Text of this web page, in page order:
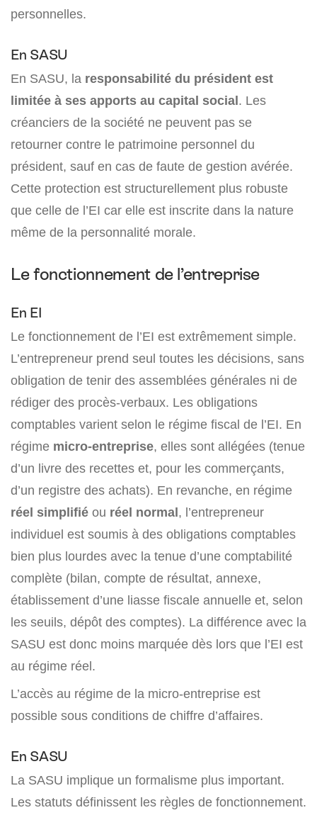
personnelles.
En SASU
En SASU, la responsabilité du président est
limitée à ses apports au capital social. Les
créanciers de la société ne peuvent pas se
retourner contre le patrimoine personnel du
président, sauf en cas de faute de gestion avérée.
Cette protection est structurellement plus robuste
que celle de l’EI car elle est inscrite dans la nature
même de la personnalité morale.
Le fonctionnement de l’entreprise
En EI
Le fonctionnement de l’EI est extrêmement simple.
L’entrepreneur prend seul toutes les décisions, sans
obligation de tenir des assemblées générales ni de
rédiger des procès-verbaux. Les obligations
comptables varient selon le régime fiscal de l’EI. En
régime micro-entreprise, elles sont allégées (tenue
d’un livre des recettes et, pour les commerçants,
d’un registre des achats). En revanche, en régime
réel simplifié ou réel normal, l’entrepreneur
individuel est soumis à des obligations comptables
bien plus lourdes avec la tenue d’une comptabilité
complète (bilan, compte de résultat, annexe,
établissement d’une liasse fiscale annuelle et, selon
les seuils, dépôt des comptes). La différence avec la
SASU est donc moins marquée dès lors que l’EI est
au régime réel.
L’accès au régime de la micro-entreprise est
possible sous conditions de chiffre d’affaires.
En SASU
La SASU implique un formalisme plus important.
Les statuts définissent les règles de fonctionnement.